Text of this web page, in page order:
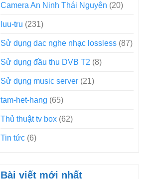
Camera An Ninh Thái Nguyên (20)
luu-tru (231)
Sử dụng dac nghe nhạc lossless (87)
Sử dụng đầu thu DVB T2 (8)
Sử dụng music server (21)
tam-het-hang (65)
Thủ thuật tv box (62)
Tin tức (6)
Bài viết mới nhất